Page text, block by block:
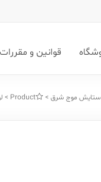
قوانین و مقررات
ستایش موج شرق >
Products
>